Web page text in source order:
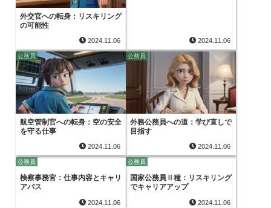
外交官への転身：リスキリング
の可能性
2024.11.06 2024.11.06
公務員
航空管制官への転身：空の安全
を守る仕事
2024.11.06
公務員
外務公務員への道：学び直しで
目指す
2024.11.06
公務員
検察事務官：仕事内容とキャリ
アパス
2024.11.06
公務員
国家公務員Ⅱ種：リスキリング
でキャリアアップ
2024.11.06